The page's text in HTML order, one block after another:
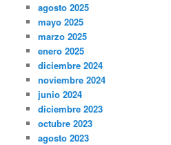
agosto 2025
mayo 2025
marzo 2025
enero 2025
diciembre 2024
noviembre 2024
junio 2024
diciembre 2023
octubre 2023
agosto 2023